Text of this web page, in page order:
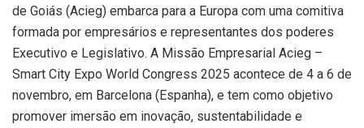
de Goiás (Acieg) embarca para a Europa com uma comitiva
formada por empresários e representantes dos poderes
Executivo e Legislativo. A Missão Empresarial Acieg –
Smart City Expo World Congress 2025 acontece de 4 a 6 de
novembro, em Barcelona (Espanha), e tem como objetivo
promover imersão em inovação, sustentabilidade e